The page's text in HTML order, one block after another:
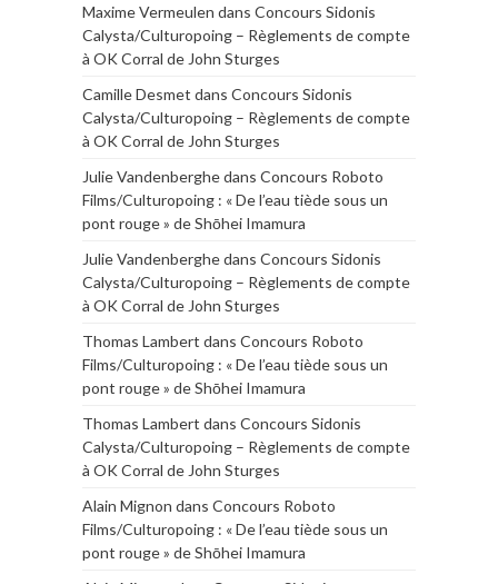
Maxime Vermeulen dans Concours Sidonis
Calysta/Culturopoing – Règlements de compte
à OK Corral de John Sturges
Camille Desmet dans Concours Sidonis
Calysta/Culturopoing – Règlements de compte
à OK Corral de John Sturges
Julie Vandenberghedans Concours Roboto
Films/Culturopoing : « De l’eau tiède sous un
pont rouge » de Shōhei Imamura
Julie Vandenberghedans Concours Sidonis
Calysta/Culturopoing – Règlements de compte
à OK Corral de John Sturges
Thomas Lambert dans Concours Roboto
Films/Culturopoing : « De l’eau tiède sous un
pont rouge » de Shōhei Imamura
Thomas Lambert dans Concours Sidonis
Calysta/Culturopoing – Règlements de compte
à OK Corral de John Sturges
Alain Mignon dans Concours Roboto
Films/Culturopoing : « De l’eau tiède sous un
pont rouge » de Shōhei Imamura